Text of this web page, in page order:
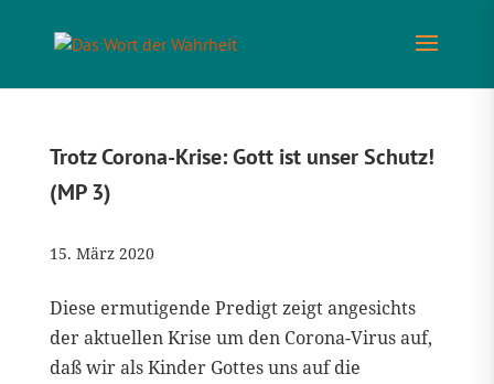
Trotz Corona-Krise: Gott ist unser Schutz!
(MP 3)
15. März 2020
Diese ermutigende Predigt zeigt angesichts
der aktuellen Krise um den Corona-Virus auf,
daß wir als Kinder Gottes uns auf die